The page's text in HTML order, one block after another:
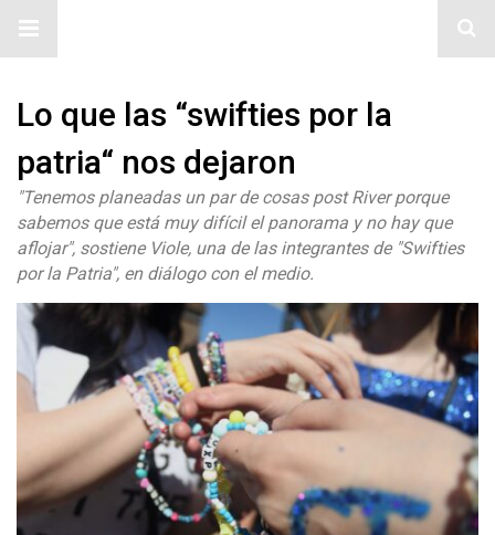
Lo que las “swifties por la
patria“ nos dejaron
"Tenemos planeadas un par de cosas post River porque
sabemos que está muy difícil el panorama y no hay que
aflojar", sostiene Viole, una de las integrantes de "Swifties
por la Patria", en diálogo con el medio.